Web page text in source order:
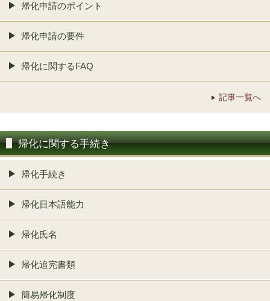
帰化申請のポイント
帰化申請の要件
帰化に関するFAQ
記事一覧へ
帰化に関する手続き
帰化手続き
帰化日本語能力
帰化氏名
帰化追完書類
簡易帰化制度